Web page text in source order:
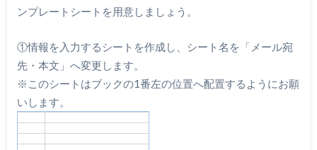
ンプレートシートを用意しましょう。
①情報を入力するシートを作成し、シート名を「メール宛
先・本文」へ変更します。
※このシートはブックの1番左の位置へ配置するようにお願
いします。